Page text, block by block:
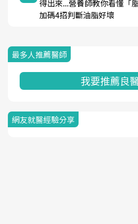
得出來...營養師教你看懂「
加碼4招判斷油脂好壞
最多人推薦醫師
我要推薦良
網友就醫經驗分享